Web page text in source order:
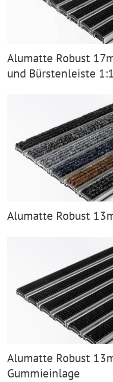
Alumatte Robust
und Bürstenleiste 1:1
Alumatte Robust
Alumatte Robust
Gummieinlage